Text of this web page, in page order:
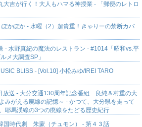
大吉が行く！大人もハマる神授業 - 「郵便のレトロ
ぽかぽか - 水曜（2）超貴重！きゃりーの禁断カバ
- 水野真紀の魔法のレストラン - #1014「昭和vs.平
メ大調査SP」
BLISS - [Vol.10] 小松みゆ/IREI TARO
放送 - 大分交通130周年記念番組 良純＆村重の大
みがえる廃線の記憶～ - かつて、大分県を走って
耶馬渓線の3つの廃線をたどる歴史紀行
国時代劇 朱蒙（チュモン） - 第４３話